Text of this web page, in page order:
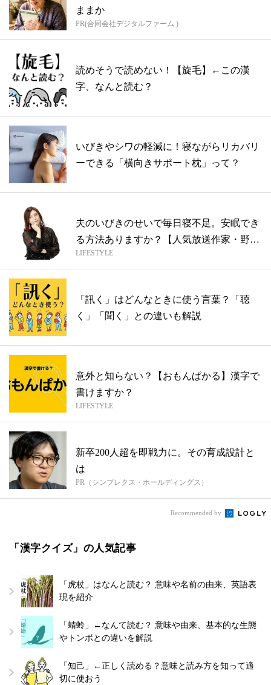
ままか
PR(合同会社デジタルファーム )
読めそうで読めない！【旋毛】←この漢
字、なんと読む？
いびきやシワの軽減に！寝ながらリカバリ
ーできる「横向きサポート枕」って？
夫のいびきのせいで毎日寝不足。安眠でき
る方法ありますか？【人気放送作家・野々
村友...
LIFESTYLE
「訊く」はどんなときに使う言葉？「聴
く」「聞く」との違いも解説
意外と知らない？【おもんぱかる】漢字で
書けますか？
LIFESTYLE
新卒200人超を即戦力に。その育成設計と
は
PR（シンプレクス・ホールディングス）
Recommended by
「漢字クイズ」の人気記事
「虎杖」はなんと読む？ 意味や名前の由来、英語表
現を紹介
「蜻蛉」←なんて読む？ 意味や由来、基本的な生態
やトンボとの違いを解説
「知己」←正しく読める？意味と読み方を知って適
切に使おう